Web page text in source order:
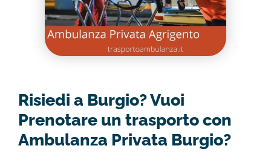
Risiedi a Burgio? Vuoi
Prenotare un trasporto con
Ambulanza Privata Burgio?